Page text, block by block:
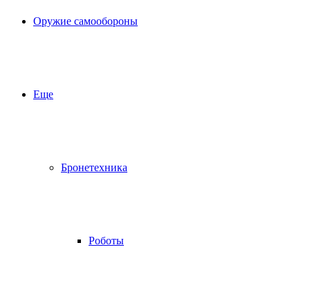
Оружие самообороны
Еще
Бронетехника
Роботы